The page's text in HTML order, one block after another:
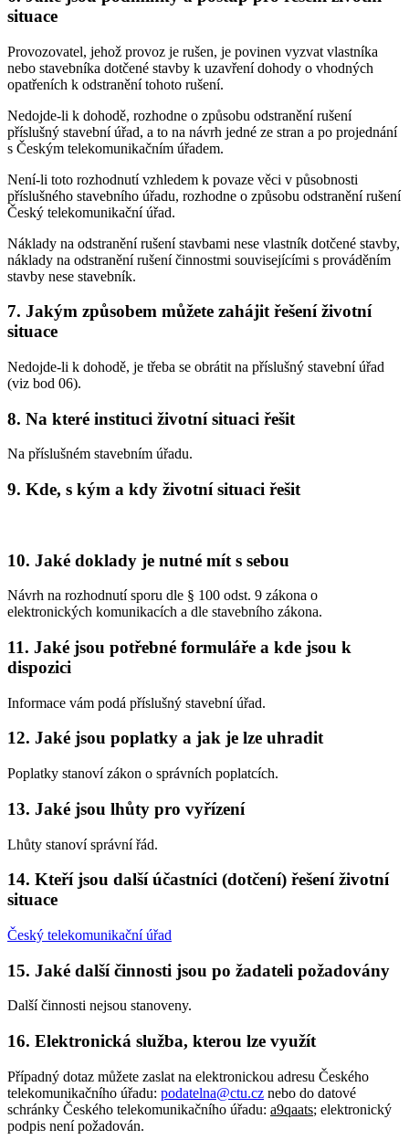
situace
Provozovatel, jehož provoz je rušen, je povinen vyzvat vlastníka
nebo stavebníka dotčené stavby k uzavření dohody o vhodných
opatřeních k odstranění tohoto rušení.
Nedojde-li k dohodě, rozhodne o způsobu odstranění rušení
příslušný stavební úřad, a to na návrh jedné ze stran a po projednání
s Českým telekomunikačním úřadem.
Není-li toto rozhodnutí vzhledem k povaze věci v působnosti
příslušného stavebního úřadu, rozhodne o způsobu odstranění rušení
Český telekomunikační úřad.
Náklady na odstranění rušení stavbami nese vlastník dotčené stavby,
náklady na odstranění rušení činnostmi souvisejícími s prováděním
stavby nese stavebník.
7. Jakým způsobem můžete zahájit řešení životní
situace
Nedojde-li k dohodě, je třeba se obrátit na příslušný stavební úřad
(viz bod 06).
8. Na které instituci životní situaci řešit
Na příslušném stavebním úřadu.
9. Kde, s kým a kdy životní situaci řešit
10. Jaké doklady je nutné mít s sebou
Návrh na rozhodnutí sporu dle § 100 odst. 9 zákona o
elektronických komunikacích a dle stavebního zákona.
11. Jaké jsou potřebné formuláře a kde jsou k
dispozici
Informace vám podá příslušný stavební úřad.
12. Jaké jsou poplatky a jak je lze uhradit
Poplatky stanoví zákon o správních poplatcích.
13. Jaké jsou lhůty pro vyřízení
Lhůty stanoví správní řád.
14. Kteří jsou další účastníci (dotčení) řešení životní
situace
Český telekomunikační úřad
15. Jaké další činnosti jsou po žadateli požadovány
Další činnosti nejsou stanoveny.
16. Elektronická služba, kterou lze využít
Případný dotaz můžete zaslat na elektronickou adresu Českého
telekomunikačního úřadu: podatelna@ctu.cz nebo do datové
schránky Českého telekomunikačního úřadu: a9qaats; elektronický
podpis není požadován.